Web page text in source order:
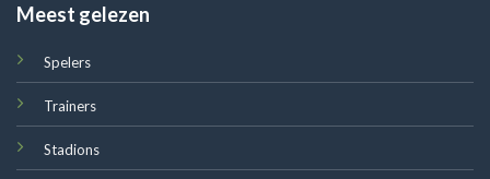
Meest gelezen
Spelers
Trainers
Stadions